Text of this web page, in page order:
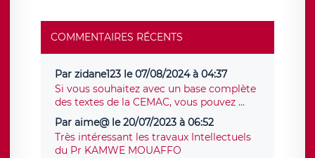
COMMENTAIRES RÉCENTS
Par zidane123 le 07/08/2024 à 04:37
Si vous souhaitez avec un base complète
des textes de la CEMAC, vous pouvez ...
Par aime@ le 20/07/2023 à 06:52
Très intéressant les travaux Intellectuels
du Pr KAMWE MOUAFFO